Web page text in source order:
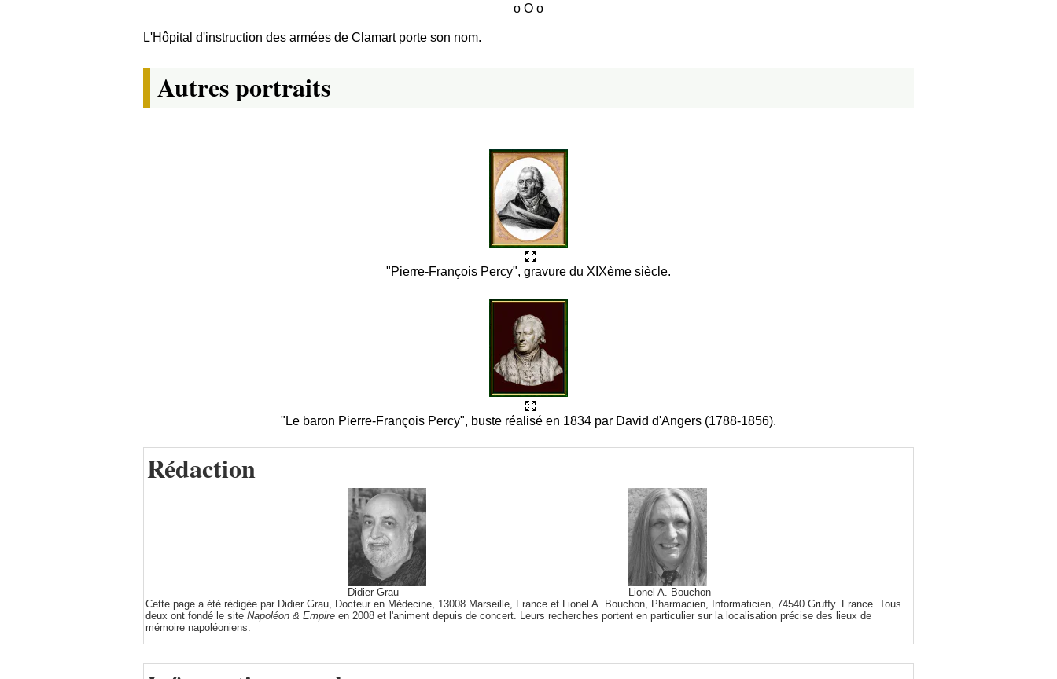
L'Hôpital d'instruction des armées de Clamart porte son nom.
Autres portraits
"Pierre-François Percy", gravure du XIXème siècle.
"Le baron Pierre-François Percy", buste réalisé en 1834 par David d'Angers (1788-1856).
Rédaction
Didier Grau
Lionel A. Bouchon
Cette page a été rédigée par Didier Grau, Docteur en Médecine, 13008 Marseille, France et Lionel A. Bouchon, Pharmacien, Informaticien, 74540 Gruffy. France. Tous
deux ont fondé le site Napoléon & Empire en 2008 et l'animent depuis de concert. Leurs recherches portent en particulier sur la localisation précise des lieux de
mémoire napoléoniens.